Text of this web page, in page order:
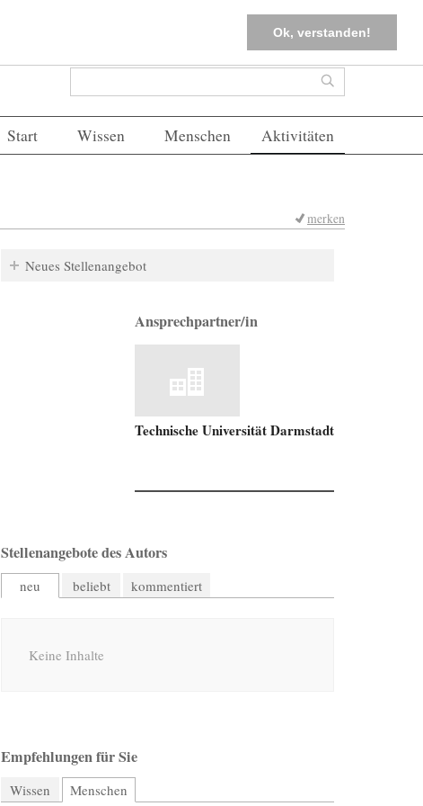
Ok, verstanden!
FAQs Einloggen
Suchformular Suche
Start Wissen Menschen Aktivitäten
merken
Neues Stellenangebot
Ansprechpartner/in
Technische Universität Darmstadt
Stellenangebote des Autors
neu beliebt kommentiert
Keine Inhalte
Empfehlungen für Sie
Wissen Menschen